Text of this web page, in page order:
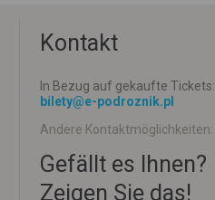
Kontakt
In Bezug auf gekaufte Tickets:
bilety@e-podroznik.pl
Andere Kontaktmöglichkeiten:
Gefällt es Ihnen?
Zeigen Sie das!